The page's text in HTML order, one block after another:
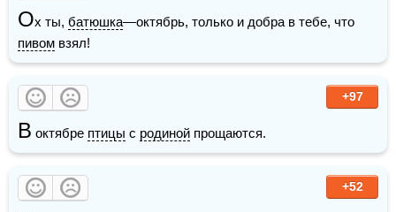
Ох ты, батюшка
пивом взял!
+97
В октябре птицы с родиной прощаются.
+52